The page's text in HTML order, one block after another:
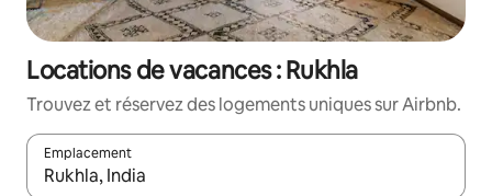
Locations de vacances : Rukhla
Trouvez et réservez des logements uniques sur Airbnb.
Emplacement
Quand les résultats sont affichés, parcourez-les en utilisant